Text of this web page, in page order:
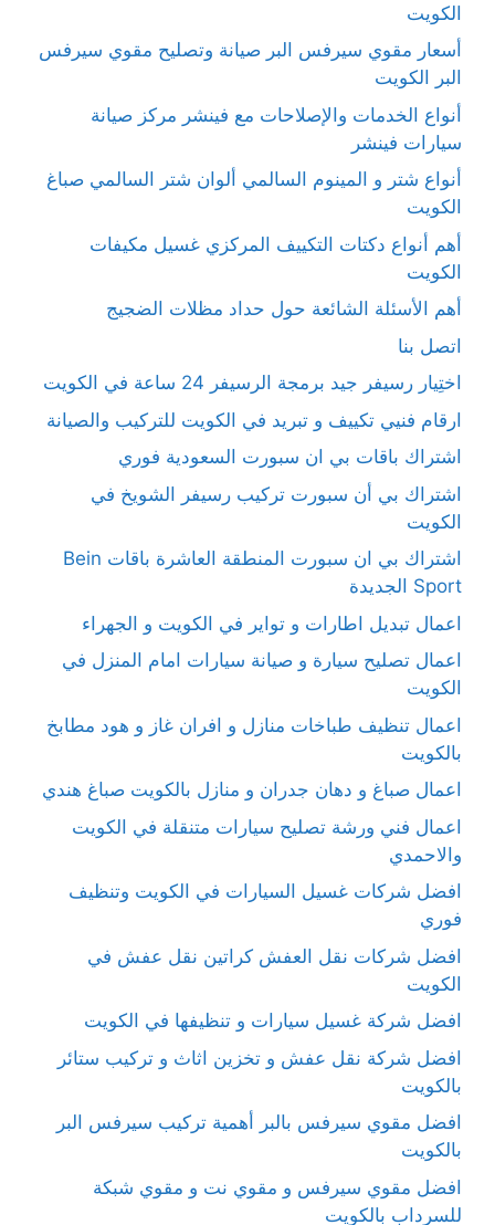
الكويت
أسعار مقوي سيرفس البر صيانة وتصليح مقوي سيرفس
البر الكويت
أنواع الخدمات والإصلاحات مع فينشر مركز صيانة
سيارات فينشر
أنواع شتر و المينوم السالمي ألوان شتر السالمي صباغ
الكويت
أهم أنواع دكتات التكييف المركزي غسيل مكيفات
الكويت
أهم الأسئلة الشائعة حول حداد مظلات الضجيج
اتصل بنا
اختِيار رسيفر جيد برمجة الرسيفر 24 ساعة في الكويت
ارقام فنيي تكييف و تبريد في الكويت للتركيب والصيانة
اشتراك باقات بي ان سبورت السعودية فوري
اشتراك بي أن سبورت تركيب رسيفر الشويخ في
الكويت
اشتراك بي ان سبورت المنطقة العاشرة باقات Bein
Sport الجديدة
اعمال تبديل اطارات و تواير في الكويت و الجهراء
اعمال تصليح سيارة و صيانة سيارات امام المنزل في
الكويت
اعمال تنظيف طباخات منازل و افران غاز و هود مطابخ
بالكويت
اعمال صباغ و دهان جدران و منازل بالكويت صباغ هندي
اعمال فني ورشة تصليح سيارات متنقلة في الكويت
والاحمدي
افضل شركات غسيل السيارات في الكويت وتنظيف
فوري
افضل شركات نقل العفش كراتين نقل عفش في
الكويت
افضل شركة غسيل سيارات و تنظيفها في الكويت
افضل شركة نقل عفش و تخزين اثاث و تركيب ستائر
بالكويت
افضل مقوي سيرفس بالبر أهمية تركيب سيرفس البر
بالكويت
افضل مقوي سيرفس و مقوي نت و مقوي شبكة
للسرداب بالكويت